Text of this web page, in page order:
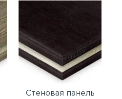
Стеновая панель